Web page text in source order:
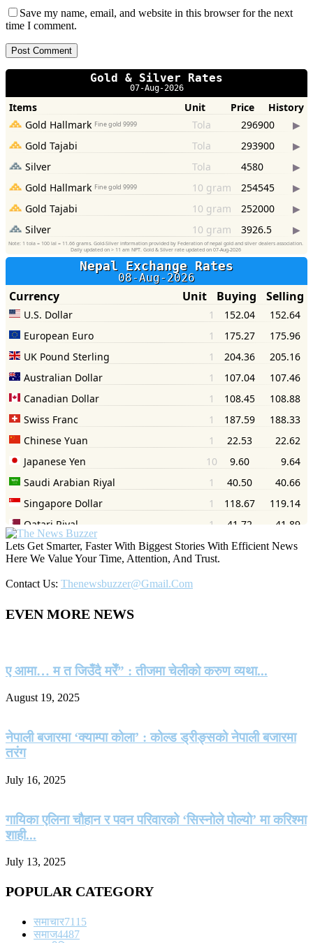
Save my name, email, and website in this browser for the next
time I comment.
Lets Get Smarter, Faster With Biggest Stories With Efficient News
Here We Value Your Time, Attention, And Trust.
Contact Us: Thenewsbuzzer@gmail.com
EVEN MORE NEWS
ए आमा… म त जिउँदै मरेँ” : तीजमा चेलीको करुण व्यथा...
August 19, 2025
नेपाली बजारमा ‘क्याम्पा कोला’ : कोल्ड ड्रीङ्सको नेपाली बजारमा
तरंग
July 16, 2025
गायिका एलिना चौहान र पवन परिवारको ‘सिस्नोले पोल्यो’ मा करिश्मा
शाही...
July 13, 2025
POPULAR CATEGORY
समाचार7115
समाज4487